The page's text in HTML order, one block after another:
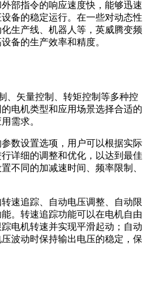
部指令的响应速度快，能够迅速
备的稳定运行。在一些对动态性
生产线、机器人等，英威腾变频
备的生产效率和精度。
、矢量控制、转矩控制等多种控
电机类型和应用场景选择合适的
需求。
数设置选项，用户可以根据实际
详细的调整和优化，以达到最佳
不同的加减速时间、频率限制、
速追踪、自动电压调整、自动限
。转速追踪功能可以在电机自由
电机转速并实现平滑起动；自动
波动时保持输出电压的稳定，保